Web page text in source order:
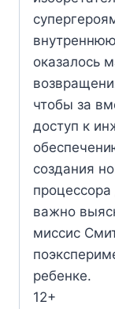
оказалось
чтобы за
доступ к
создания
важно
миссис
ребенке.
12+